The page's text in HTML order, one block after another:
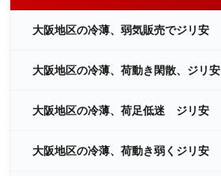
大阪地区の冷薄、弱気販売でジリ安
大阪地区の冷薄、荷動き閑散、ジリ安
大阪地区の冷薄、荷足低迷 ジリ安
大阪地区の冷薄、荷動き弱くジリ安